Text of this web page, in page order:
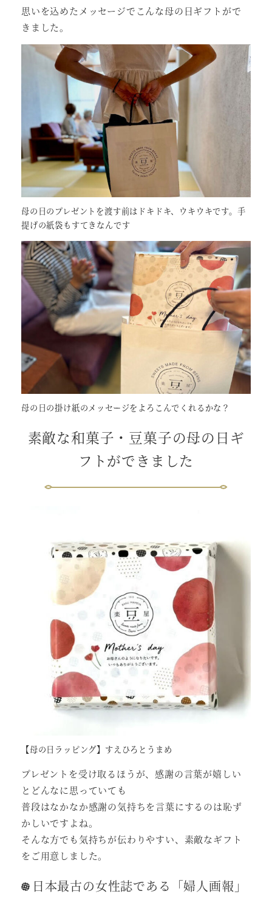
思いを込めたメッセージでこんな母の日ギフトがで
きました。
母の日のプレゼントを渡す前はドキドキ、ウキウキです。手
提げの紙袋もすてきなんです
母の日の掛け紙のメッセージをよろこんでくれるかな？
素敵な和菓子・豆菓子の母の日ギ
フトができました
【母の日ラッピング】すえひろとうまめ
プレゼントを受け取るほうが、感謝の言葉が嬉しい
とどんなに思っていても
普段はなかなか感謝の気持ちを言葉にするのは恥ず
かしいですよね。
そんな方でも気持ちが伝わりやすい、素敵なギフト
をご用意しました。
日本最古の女性誌である「婦人画報」